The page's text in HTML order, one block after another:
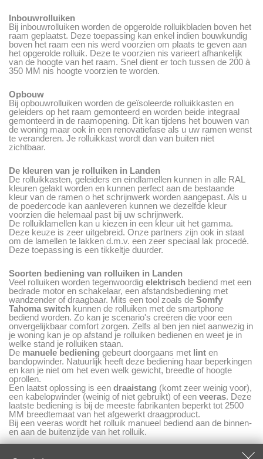
Inbouwrolluiken
Bij inbouwrolluiken worden de opgerolde rolluikbladen boven het
raam geplaatst. Deze toepassing kan enkel indien bouwkundig
boven het raam een nis werd voorzien om plaats te geven aan
het opgerolde rolluik. Deze te voorzien nis varieert afhankelijk
van de hoogte van het raam. Snel dient er toch tussen de 200 à
350 MM nis hoogte voorzien te worden.
Opbouw
Bij opbouwrolluiken worden de geïsoleerde rolluikkasten en
geleiders op het raam gemonteerd en worden beide integraal
gemonteerd in de raamopening. Dit kan tijdens het bouwen van
de woning maar ook in een renovatiefase als u uw ramen wenst
te veranderen. Je rolluikkast wordt dan van buiten niet
zichtbaar.
De kleuren van je rolluiken in Landen
De rolluikkasten, geleiders en eindlamellen kunnen in alle RAL
kleuren gelakt worden en kunnen perfect aan de bestaande
kleur van de ramen o het schrijnwerk worden aangepast. Als u
de poedercode kan aanleveren kunnen we dezelfde kleur
voorzien die helemaal past bij uw schrijnwerk.
De rolluiklamellen kan u kiezen in een kleur uit het gamma.
Deze keuze is zeer uitgebreid. Onze partners zijn ook in staat
om de lamellen te lakken d.m.v. een zeer speciaal lak procedé.
Deze toepassing is een tikkeltje duurder.
Soorten bediening van rolluiken in Landen
Veel rolluiken worden tegenwoordig elektrisch bediend met een
bedrade motor en schakelaar, een afstandsbediening met
wandzender of draagbaar. Mits een tool zoals de Somfy
Tahoma switch kunnen de rolluiken met de smartphone
bediend worden. Zo kan je scenario's creëren die voor een
onvergelijkbaar comfort zorgen. Zelfs al ben jen niet aanwezig in
je woning kan je op afstand je rolluiken bedienen en weet je in
welke stand je rolluiken staan.
De manuele bediening gebeurt doorgaans met lint en
bandopwinder. Natuurlijk heeft deze bediening haar beperkingen
en kan je niet om het even welk gewicht, breedte of hoogte
oprollen.
Een laatst oplossing is een draaistang (komt zeer weinig voor),
een kabelopwinder (weinig of niet gebruikt) of een veeras. Deze
laatste bediening is bij de meeste fabrikanten beperkt tot 2500
MM breedtemaat van het afgewerkt draagproduct.
Bij een veeras wordt het rolluik manueel bediend aan de binnen-
en aan de buitenzijde van het rolluik.